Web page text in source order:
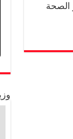
الصحة